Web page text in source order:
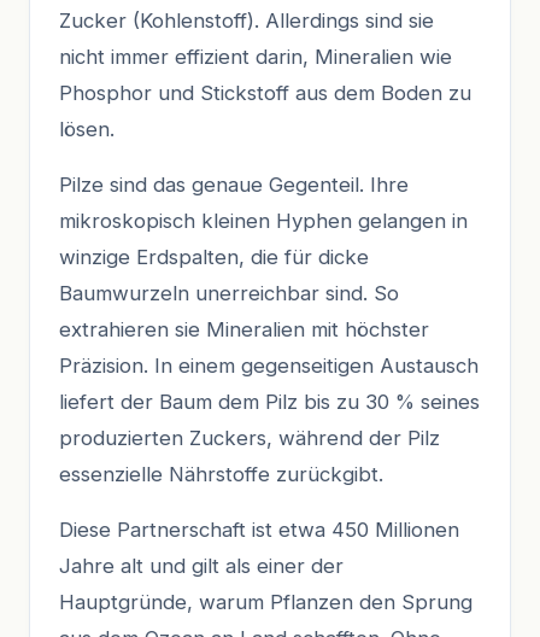
Zucker (Kohlenstoff). Allerdings sind sie
nicht immer effizient darin, Mineralien wie
Phosphor und Stickstoff aus dem Boden zu
lösen.
Pilze sind das genaue Gegenteil. Ihre
mikroskopisch kleinen Hyphen gelangen in
winzige Erdspalten, die für dicke
Baumwurzeln unerreichbar sind. So
extrahieren sie Mineralien mit höchster
Präzision. In einem gegenseitigen Austausch
liefert der Baum dem Pilz bis zu 30 % seines
produzierten Zuckers, während der Pilz
essenzielle Nährstoffe zurückgibt.
Diese Partnerschaft ist etwa 450 Millionen
Jahre alt und gilt als einer der
Hauptgründe, warum Pflanzen den Sprung